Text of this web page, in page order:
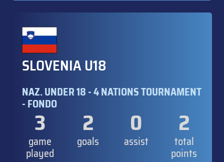
SLOVENIA U18
NAZ. UNDER 18 - 4 NATIONS TOURNAMENT
- FONDO
3
game
played
2
goals
0
assist
2
total
points